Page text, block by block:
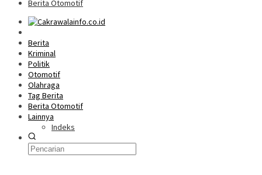
Berita Otomotif
Berita
Kriminal
Politik
Otomotif
Olahraga
Tag Berita
Berita Otomotif
Lainnya
Indeks